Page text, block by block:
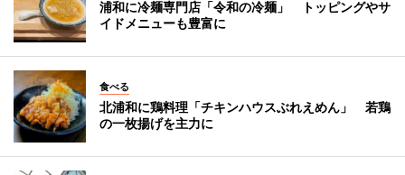
浦和に冷麺専門店「令和の冷麺」 トッピングやサ
イドメニューも豊富に
食べる
北浦和に鶏料理「チキンハウスぶれえめん」 若鶏
の一枚揚げを主力に